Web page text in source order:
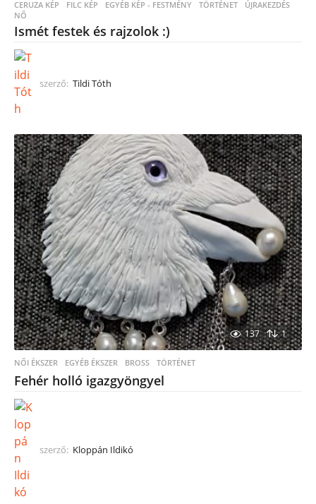
CERUZA KÉP ,FILC KÉP ,EGYÉB KÉP - FESTMÉNY TÖRTÉNET ,ÚJRAKEZDÉS
NŐ
Ismét festek és rajzolok :)
szerző: Tildi Tóth
137 1
NŐI ÉKSZER ,EGYÉB ÉKSZER BROSS ,TÖRTÉNET
Fehér holló igazgyöngyel
szerző: Kloppán Ildikó